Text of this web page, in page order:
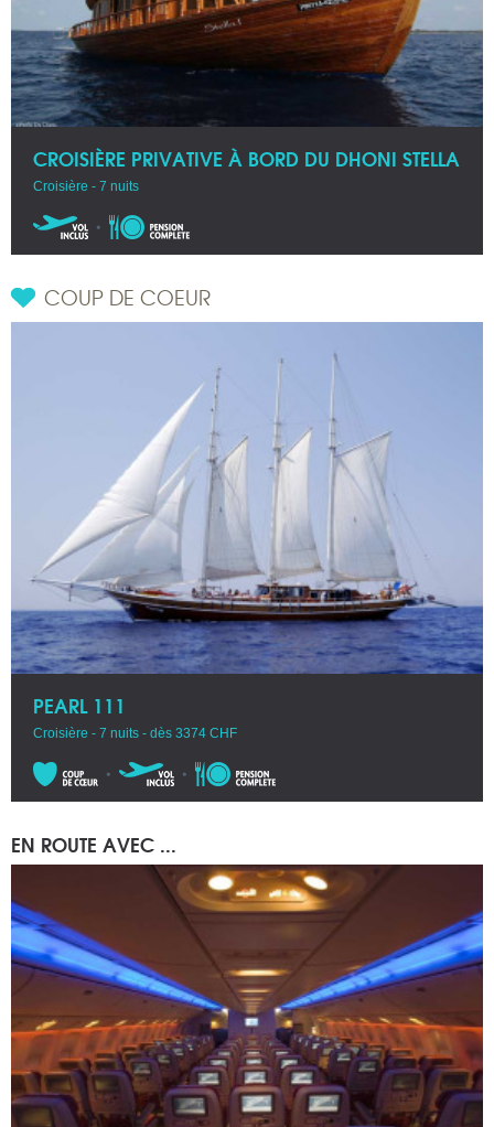
CROISIÈRE PRIVATIVE À BORD DU DHONI STELLA
Croisière - 7 nuits
COUP DE COEUR
PEARL 111
Croisière - 7 nuits - dès 3374 CHF
EN ROUTE AVEC ...